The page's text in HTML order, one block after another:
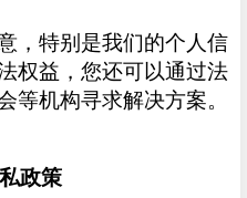
，特别是我们的个人信
权益，您还可以通过法
等机构寻求解决方案。
政策